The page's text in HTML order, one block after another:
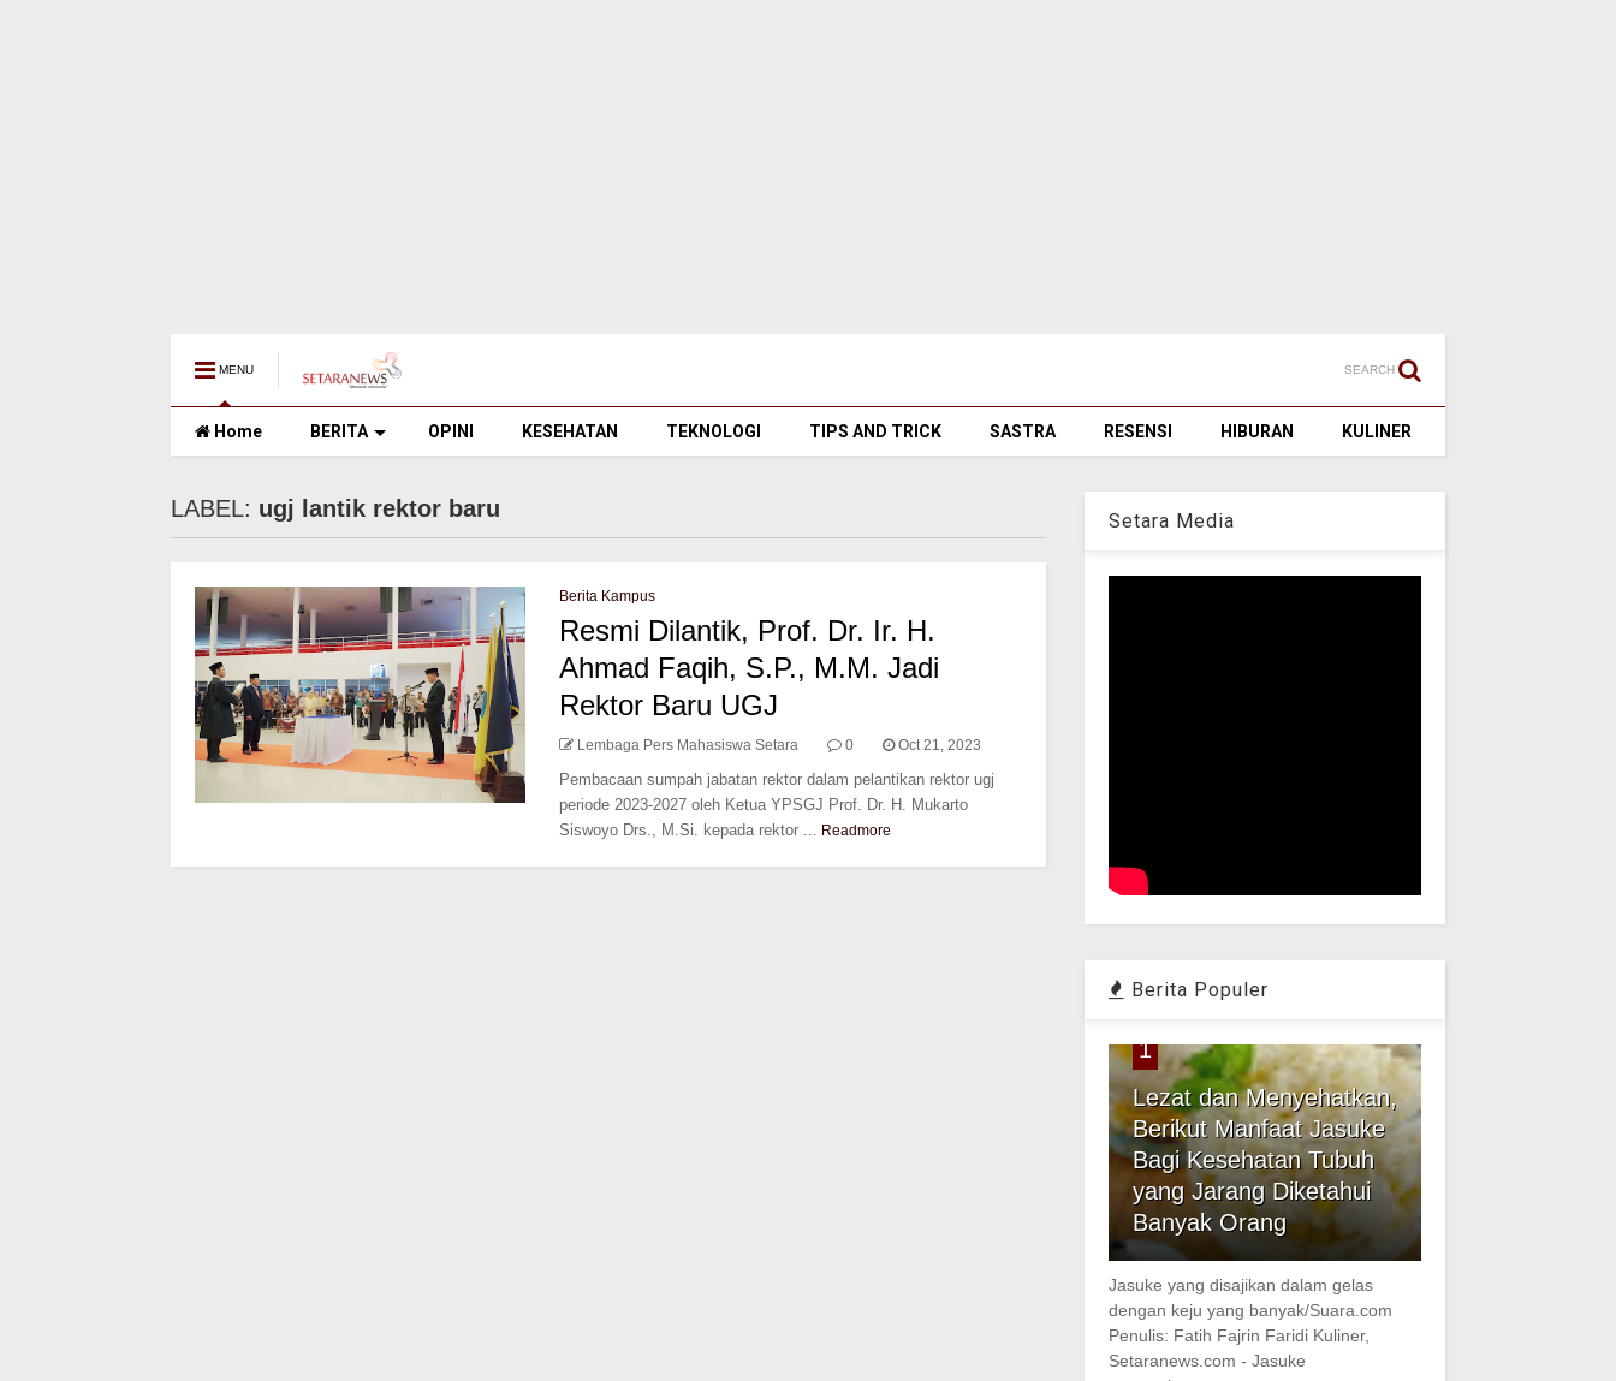
MENU SEARCH
Home BERITA OPINI KESEHATAN TEKNOLOGI TIPS AND TRICK SASTRA RESENSI HIBURAN KULINER
LABEL: ugj lantik rektor baru
Berita Kampus
Resmi Dilantik, Prof. Dr. Ir. H.
Ahmad Faqih, S.P., M.M. Jadi
Rektor Baru UGJ
Lembaga Pers Mahasiswa Setara 0 Oct 21, 2023
Pembacaan sumpah jabatan rektor dalam pelantikan rektor ugj
periode 2023-2027 oleh Ketua YPSGJ Prof. Dr. H. Mukarto
Siswoyo Drs., M.Si. kepada rektor ... Readmore
Setara Media
Berita Populer
1
Lezat dan Menyehatkan,
Berikut Manfaat Jasuke
Bagi Kesehatan Tubuh
yang Jarang Diketahui
Banyak Orang
Jasuke yang disajikan dalam gelas
dengan keju yang banyak/Suara.com
Penulis: Fatih Fajrin Faridi Kuliner,
Setaranews.com - Jasuke